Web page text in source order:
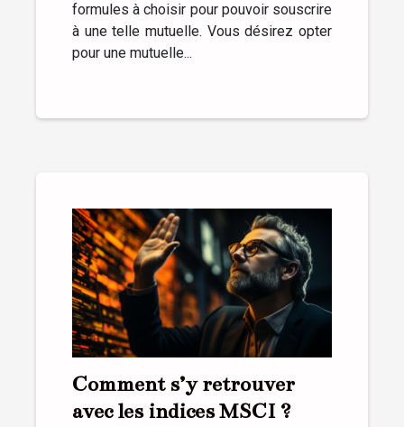
formules à choisir pour pouvoir souscrire
à une telle mutuelle. Vous désirez opter
pour une mutuelle...
Comment s’y retrouver
avec les indices MSCI ?